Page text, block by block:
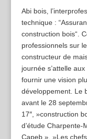
Abi bois,
technique :
construction bois“.
professionnels sur
constructeur de
journée s’attelle
fournir une vision
développement. Le
avant le 28
17″, »construction
d’étude Charpente-
Capeb », »Les